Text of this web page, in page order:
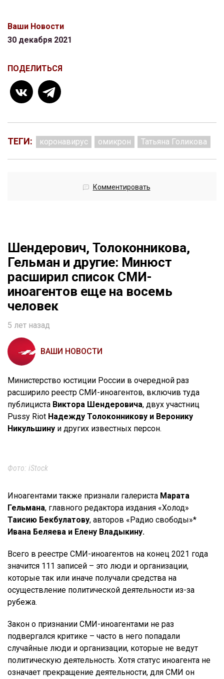
Ваши Новости
30 декабря 2021
ПОДЕЛИТЬСЯ
ТЕГИ: коронавирус омикрон Татьяна Голикова
Комментировать
Шендерович, Толоконникова,
Гельман и другие: Минюст
расширил список СМИ-
иноагентов еще на восемь
человек
5 лет назад
ВАШИ НОВОСТИ
Министерство юстиции России в очередной раз
расширило реестр СМИ-иноагентов, включив туда
публициста Виктора Шендеровича, двух участниц
Pussy Riot Надежду Толоконникову и Веронику
Никульшину и других известных персон.
Фото: iStock
Иноагентами также признали галериста Марата
Гельмана, главного редактора издания «Холод»
Таисию Бекбулатову, авторов «Радио свободы»*
Ивана Беляева и Елену Владыкину.
Всего в реестре СМИ-иноагентов на конец 2021 года
значится 111 записей – это люди и организации,
которые так или иначе получали средства на
осуществление политической деятельности из-за
рубежа.
Закон о признании СМИ-иноагентами не раз
подвергался критике – часто в него попадали
случайные люди и организации, которые не ведут
политическую деятельность. Хотя статус иноагента не
означает прекращение деятельности, для СМИ он